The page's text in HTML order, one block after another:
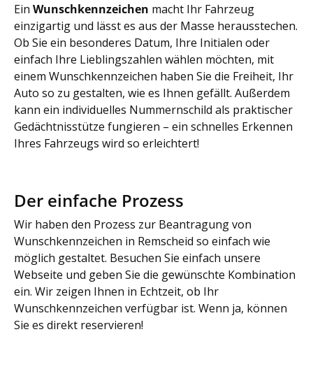
Ein Wunschkennzeichen macht Ihr Fahrzeug
einzigartig und lässt es aus der Masse herausstechen.
Ob Sie ein besonderes Datum, Ihre Initialen oder
einfach Ihre Lieblingszahlen wählen möchten, mit
einem Wunschkennzeichen haben Sie die Freiheit, Ihr
Auto so zu gestalten, wie es Ihnen gefällt. Außerdem
kann ein individuelles Nummernschild als praktischer
Gedächtnisstütze fungieren – ein schnelles Erkennen
Ihres Fahrzeugs wird so erleichtert!
Der einfache Prozess
Wir haben den Prozess zur Beantragung von
Wunschkennzeichen in Remscheid so einfach wie
möglich gestaltet. Besuchen Sie einfach unsere
Webseite und geben Sie die gewünschte Kombination
ein. Wir zeigen Ihnen in Echtzeit, ob Ihr
Wunschkennzeichen verfügbar ist. Wenn ja, können
Sie es direkt reservieren!